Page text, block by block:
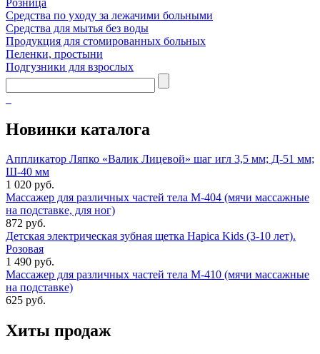
Средства по уходу за лежачими больными
Средства для мытья без воды
Продукция для стомированных больных
Пеленки, простыни
Подгузники для взрослых
Новинки каталога
Аппликатор Ляпко «Валик Лицевой» шаг игл 3,5 мм; Д-51 мм;
Ш-40 мм
1 020 руб.
Массажер для различных частей тела М-404 (мячи массажные
на подставке, для ног)
872 руб.
Детская электрическая зубная щетка Hapica Kids (3-10 лет).
Розовая
1 490 руб.
Массажер для различных частей тела М-410 (мячи массажные
на подставке)
625 руб.
Хиты продаж